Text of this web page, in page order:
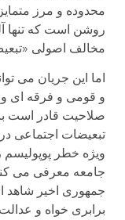
محدوده و مرز
روشن است که تنها
مخالف اصولی
اما این جریان می
و قومی و فرقه ای
صلاحیت قادر است
تبعیضات اجتماعی
ویژه خطر پوپولیسم
جامعه معرفی می
جمهوری اخیر شاهد
برابری خواه و